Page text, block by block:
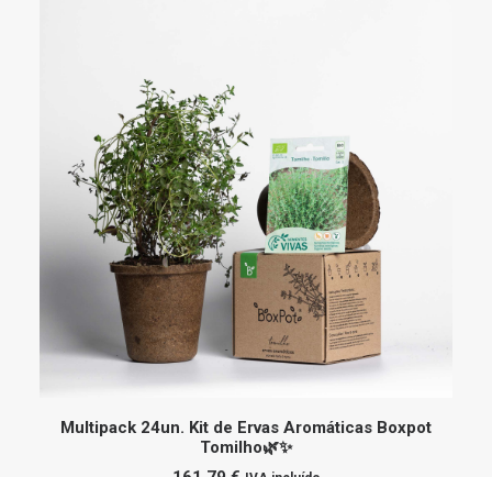
ADICIONAR
Multipack 24un. Kit de Ervas Aromáticas Boxpot
Tomilho🌿✨